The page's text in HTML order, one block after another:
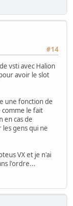
#14
vsti avec Halion
avoir le slot
une fonction de
comme le fait
en cas de
gens qui ne
VX et je n'ai
l'ordre...